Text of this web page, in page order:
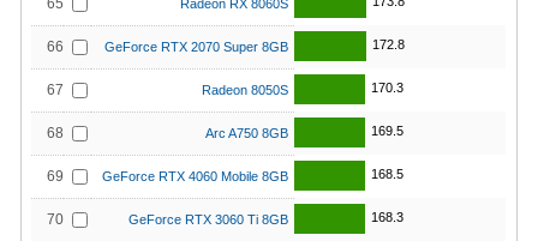
65 Radeon RX 8060S
66 GeForce RTX 2070 Super 8GB 172.8
67 Radeon 8050S 170.3
68 Arc A750 8GB 169.5
69 GeForce RTX 4060 Mobile 8GB 168.5
70 GeForce RTX 3060 Ti 8GB 168.3